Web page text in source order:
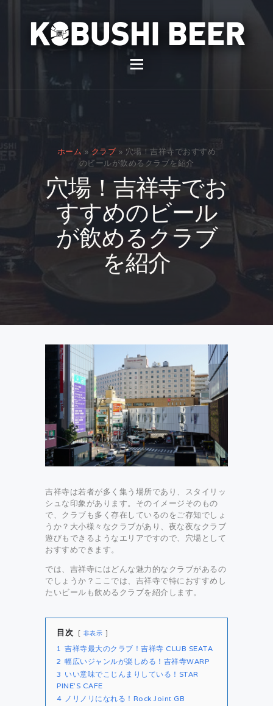
ホーム » クラブ » 穴場！吉祥寺でおすすめ
のビールが飲めるクラブを紹介
穴場！吉祥寺でお
すすめのビール
が飲めるクラブ
を紹介
イベント
バー
貸切
通販
スタッフ募集
問い合わせ
吉祥寺は若者が多く集う場所であり、スタイリッ
シュな印象があります。そのイメージそのもの
で、クラブも多く存在しているのをご存知でしょ
うか？大小様々なクラブがあり、夜な夜なクラブ
遊びもできるようなエリアですので、穴場として
おすすめできます。
では、吉祥寺にはどんな魅力的なクラブがあるの
でしょうか？ここでは、吉祥寺で特におすすめし
たいビールも飲めるクラブを紹介します。
目次 非表示
1 吉祥寺最大のクラブ！吉祥寺 CLUB SEATA
2 幅広いジャンルが楽しめる！吉祥寺WARP
3 いい意味でこじんまりしている！STAR
PINE’S CAFE
4 ノリノリになれる！Rock Joint GB